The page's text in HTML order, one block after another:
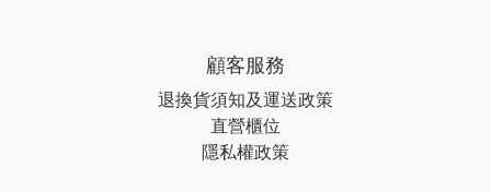
顧客服務
退換貨須知及運送政策
直營櫃位
隱私權政策